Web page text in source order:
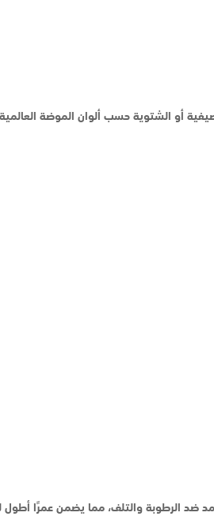
أو الشتوية حسب ألوان الموضة العالمية
ضد الرطوبة والتلف، مما يضمن عمرًا أطول